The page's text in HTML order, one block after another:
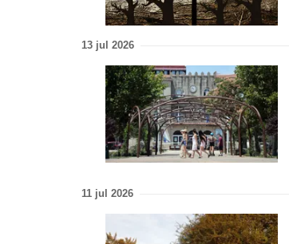
13 jul 2026
11 jul 2026